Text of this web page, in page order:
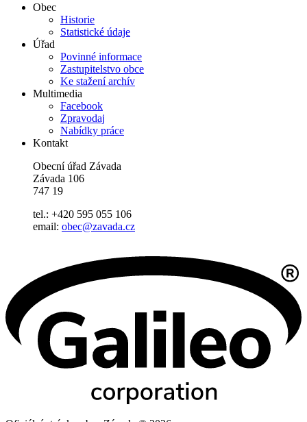
Obec
Historie
Statistické údaje
Úřad
Povinné informace
Zastupitelstvo obce
Ke stažení archív
Multimedia
Facebook
Zpravodaj
Nabídky práce
Kontakt
Obecní úřad Závada
Závada 106
747 19
tel.: +420 595 055 106
email: obec@zavada.cz